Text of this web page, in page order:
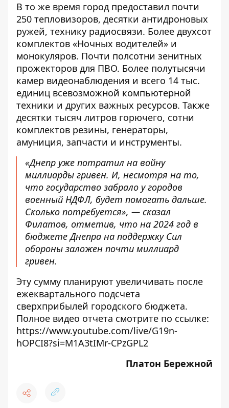
В то же время город предоставил почти
250 тепловизоров, десятки антидроновых
ружей, технику радиосвязи. Более двухсот
комплектов «Ночных водителей» и
монокуляров. Почти полсотни зенитных
прожекторов для ПВО. Более полутысячи
камер видеонаблюдения и всего 14 тыс.
единиц всевозможной компьютерной
техники и других важных ресурсов. Также
десятки тысяч литров горючего, сотни
комплектов резины, генераторы,
амуниция, запчасти и инструменты.
«Днепр уже потратил на войну
миллиарды гривен. И, несмотря на то,
что государство забрало у городов
военный НДФЛ, будет помогать дальше.
Сколько потребуется», — сказал
Филатов, отметив, что на 2024 год в
бюджете Днепра на поддержку Сил
обороны заложен почти миллиард
гривен.
Эту сумму планируют увеличивать после
ежеквартального подсчета
сверхприбылей городского бюджета.
Полное видео отчета смотрите по ссылке:
https://www.youtube.com/live/G19n-
hOPCI8?si=M1A3tIMr-CPzGPL2
Платон Бережной